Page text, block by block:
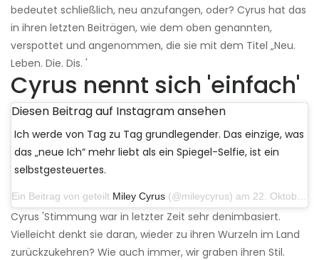
bedeutet schließlich, neu anzufangen, oder? Cyrus hat das
in ihren letzten Beiträgen, wie dem oben genannten,
verspottet und angenommen, die sie mit dem Titel „Neu.
Leben. Die. Dis. '
Cyrus nennt sich 'einfach'
Diesen Beitrag auf Instagram ansehen
Ich werde von Tag zu Tag grundlegender. Das einzige, was
das „neue Ich“ mehr liebt als ein Spiegel-Selfie, ist ein
selbstgesteuertes.
Ein Beitrag von geteilt Miley Cyrus (@mileycyrus) am 22. Oktober 2019 um 11:39 Uhr PDT
Cyrus 'Stimmung war in letzter Zeit sehr denimbasiert.
Vielleicht denkt sie daran, wieder zu ihren Wurzeln im Land
zurückzukehren? Wie auch immer, wir graben ihren Stil.